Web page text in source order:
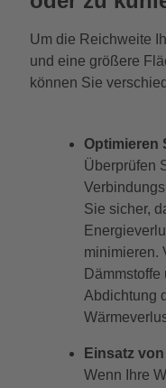
Um die Reichweite
und eine größere
können Sie
Optimieren
Überprüfen
Sie sicher,
minimieren.
Abdichtung
Einsatz
Wenn Ihre